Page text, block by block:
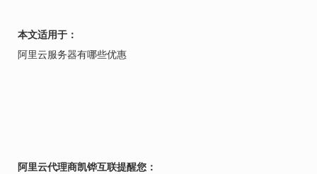
本文适用于：
阿里云服务器有哪些优惠
阿里云代理商凯铧互联提醒您：